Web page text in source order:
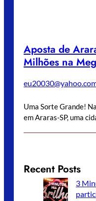
Aposta de
Milhões na
Uma Sorte Grande!
em Araras-SP, uma
Recent Posts
3